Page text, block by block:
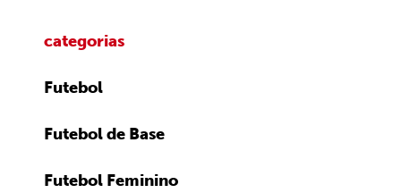
categorias
Futebol
Futebol de Base
Futebol Feminino